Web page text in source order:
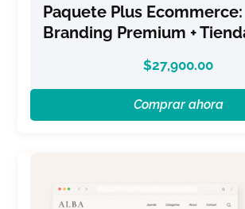
Paquete Plus Ecommerce:
Branding Premium +
$27,900.00
Comprar ahora